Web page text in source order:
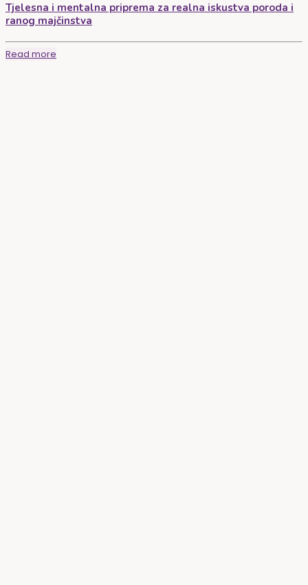
Tjelesna i mentalna priprema za realna iskustva poroda i
ranog majčinstva
Read more